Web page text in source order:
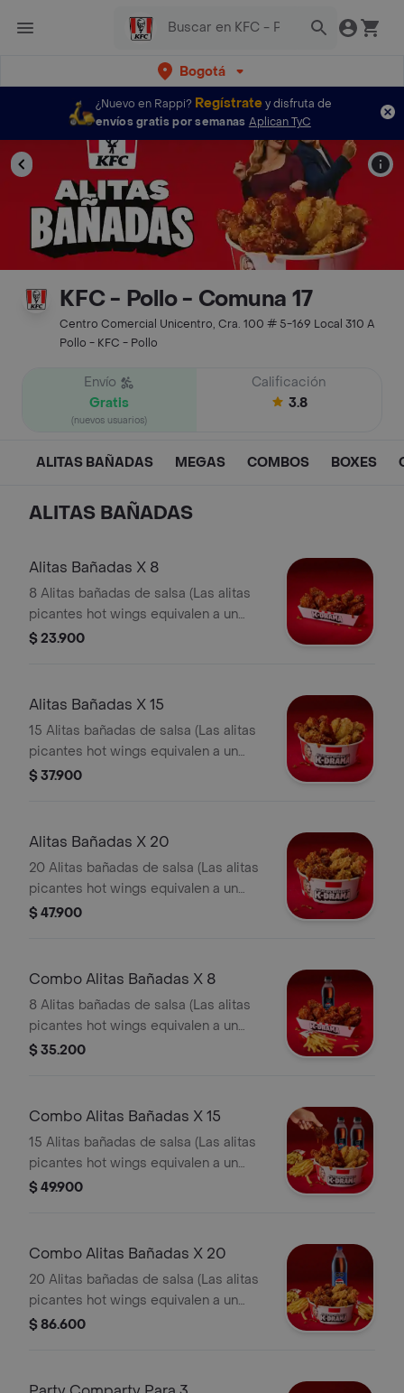
Bogotá
¿Nuevo en Rappi? Regístratey disfruta de
envíos gratis por semanas Aplican TyC
KFC - Pollo - Comuna 17
Centro Comercial Unicentro, Cra. 100 # 5-169 Local 310 A
Pollo - KFC - Pollo
Envío
Gratis
(nuevos usuarios)
Calificación
3.8
ALITAS BAÑADAS MEGAS COMBOS BOXES
ALITAS BAÑADAS
Alitas Bañadas X 8
8 Alitas bañadas de salsa (Las alitas
picantes hot wings equivalen a un
trozo de ala)
$ 23.900
Alitas Bañadas X 15
15 Alitas bañadas de salsa (Las alitas
picantes hot wings equivalen a un
trozo de ala)
$ 37.900
Alitas Bañadas X 20
20 Alitas bañadas de salsa (Las alitas
picantes hot wings equivalen a un
trozo de ala)
$ 47.900
Combo Alitas Bañadas X 8
8 Alitas bañadas de salsa (Las alitas
picantes hot wings equivalen a un
trozo de ala) + 1 Papa Pequeña + 1
$ 35.200
Combo Alitas Bañadas X 15
15 Alitas bañadas de salsa (Las alitas
picantes hot wings equivalen a un
trozo de ala) + 2 Papa Pequeña + 2
$ 49.900
Combo Alitas Bañadas X 20
20 Alitas bañadas de salsa (Las alitas
picantes hot wings equivalen a un
trozo de ala) + 3 Papa Pequeña + 1
$ 86.600